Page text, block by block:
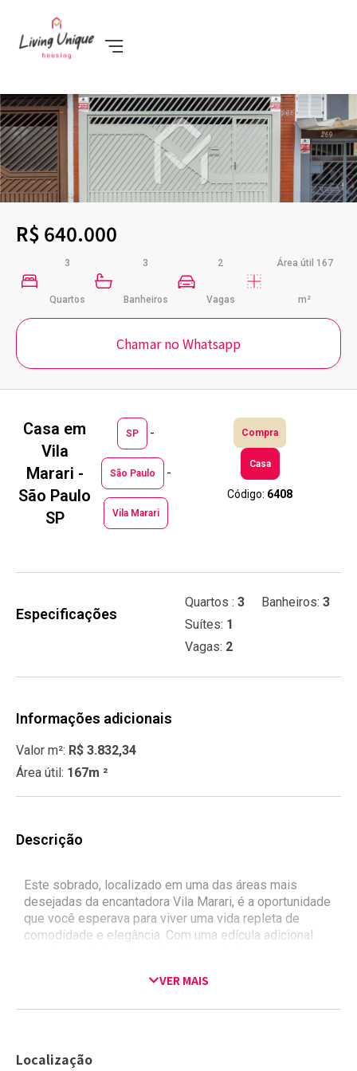
R$ 640.000
3
Quartos
3
Banheiros
2
Vagas
Área útil 167
m²
Chamar no Whatsapp
Casa em
Vila
Marari -
São Paulo
SP
SP -
São Paulo -
Vila Marari
Compra
Casa
Código: 6408
Especificações
Quartos : 3
Suítes: 1
Vagas: 2
Banheiros: 3
Informações adicionais
Valor m²: R$ 3.832,34
Área útil: 167m ²
Descrição
Este sobrado, localizado em uma das áreas mais
desejadas da encantadora Vila Marari, é a oportunidade
que você esperava para viver uma vida repleta de
comodidade e elegância. Com uma edícula adicional
você e sua família. Características Principais: 3
Banheiros Elegantemente Projetados: Cada canto
VER MAIS
Localização